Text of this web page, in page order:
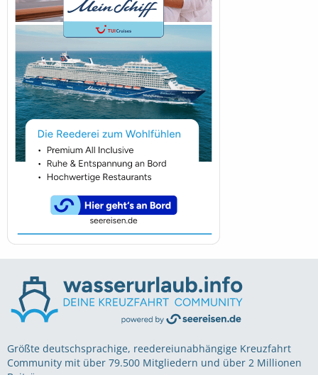
Größte deutschsprachige, reedereiunabhängige Kreuzfahrt
Community mit über 79.500 Mitgliedern und über 2 Millionen